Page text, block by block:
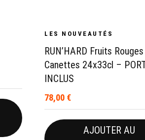
LES NOUVEAUTÉS
RUN’HARD Fruits Rouges
Canettes 24x33cl –
INCLUS
78,00 €
AJOUTER AU